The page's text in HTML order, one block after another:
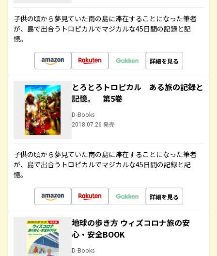
子供の頃から夢見ていた南の島に滞在することになった筆者
が、島で出合うトロピカルでマジカルな45日間の記録と記
憶。
詳細を見る
とろとろトロピカル ある旅の記録と
記憶。 第5巻
D-Books
2018.07.26 発売
子供の頃から夢見ていた南の島に滞在することになった筆者
が、島で出合うトロピカルでマジカルな45日間の記録と記
憶。
詳細を見る
地球の歩き方 ウィズコロナ旅の安
心・安全BOOK
D-Books